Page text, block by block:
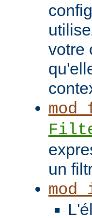
votre
un